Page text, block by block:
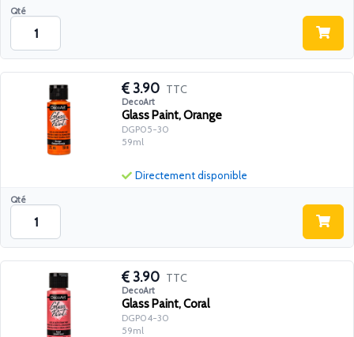
Qté
3.90 TTC
DecoArt
Glass Paint, Orange
DGP05-30
59ml
Qté
Directement disponible
3.90 TTC
DecoArt
Glass Paint, Coral
DGP04-30
59ml